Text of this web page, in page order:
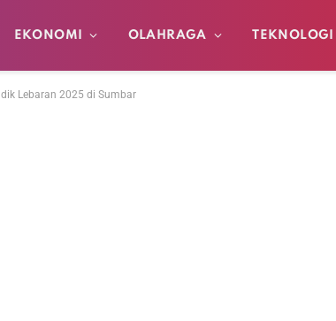
EKONOMI OLAHRAGA TEKNOLOGI
Lebaran 2025 di Sumbar